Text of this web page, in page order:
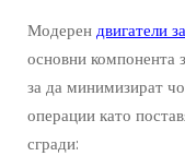
Модерен двигатели
основни компонента
за да минимизират
операции като
сгради: